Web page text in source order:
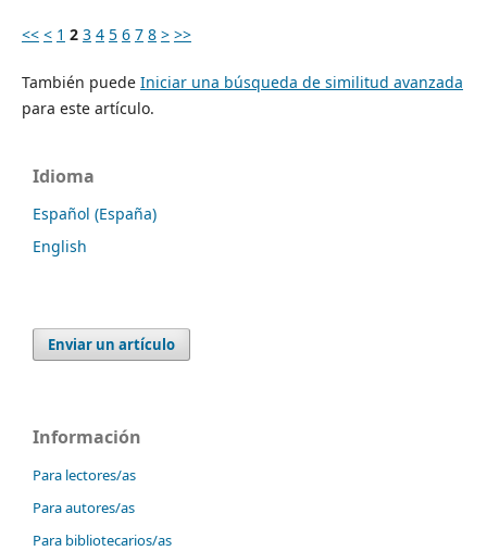
<< < 1 2 3 4 5 6 7 8 > >>
También puede Iniciar una búsqueda de similitud avanzada
para este artículo.
Idioma
Español (España)
English
Enviar un artículo
Información
Para lectores/as
Para autores/as
Para bibliotecarios/as